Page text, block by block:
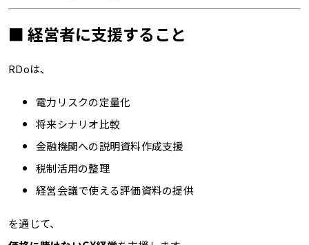
■ 経営者に支援すること
RDoは、
電力リスクの定量化
将来シナリオ比較
金融機関への説明資料作成支援
税制活用の整理
経営会議で使える評価資料の提供
を通じて、